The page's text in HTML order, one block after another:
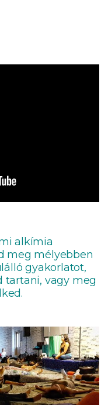
alkímia
meg mélyebben
gyakorlatot,
tartani, vagy meg